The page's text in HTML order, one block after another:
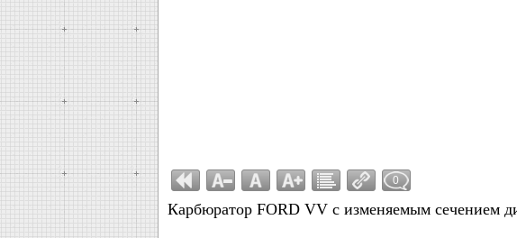
0
Карбюратор FORD VV с изменяемым сечением